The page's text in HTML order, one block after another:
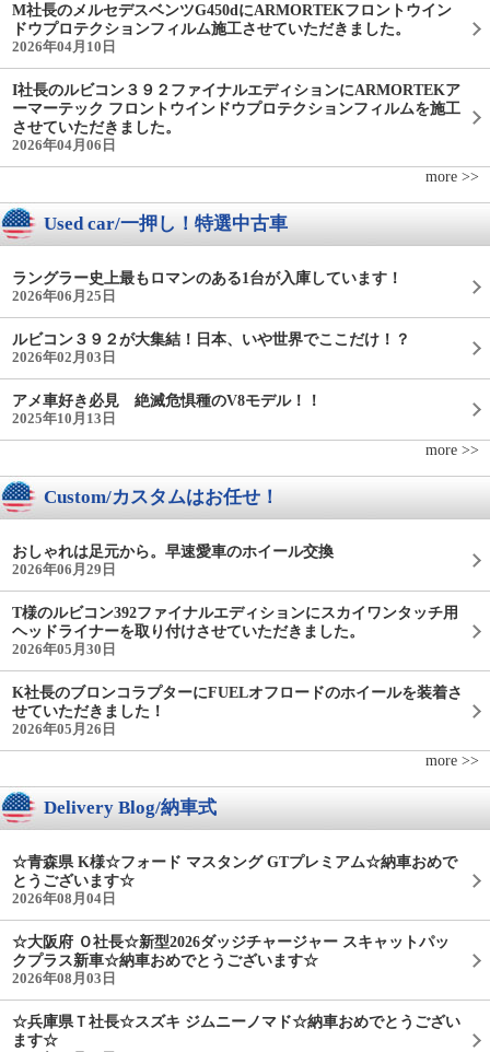
M社長のメルセデスベンツG450dにARMORTEKフロントウイン
ドウプロテクションフィルム施工させていただきました。
2026年04月10日
I社長のルビコン３９２ファイナルエディションにARMORTEKア
ーマーテック フロントウインドウプロテクションフィルムを施工
させていただきました。
2026年04月06日
more >>
Used car/一押し！特選中古車
ラングラー史上最もロマンのある1台が入庫しています！
2026年06月25日
ルビコン３９２が大集結！日本、いや世界でここだけ！？
2026年02月03日
アメ車好き必見 絶滅危惧種のV8モデル！！
2025年10月13日
more >>
Custom/カスタムはお任せ！
おしゃれは足元から。早速愛車のホイール交換
2026年06月29日
T様のルビコン392ファイナルエディションにスカイワンタッチ用
ヘッドライナーを取り付けさせていただきました。
2026年05月30日
K社長のブロンコラプターにFUELオフロードのホイールを装着さ
せていただきました！
2026年05月26日
more >>
Delivery Blog/納車式
☆青森県 K様☆フォード マスタング GTプレミアム☆納車おめで
とうございます☆
2026年08月04日
☆大阪府 Ｏ社長☆新型2026ダッジチャージャー スキャットパッ
クプラス新車☆納車おめでとうございます☆
2026年08月03日
☆兵庫県Ｔ社長☆スズキ ジムニーノマド☆納車おめでとうござい
ます☆